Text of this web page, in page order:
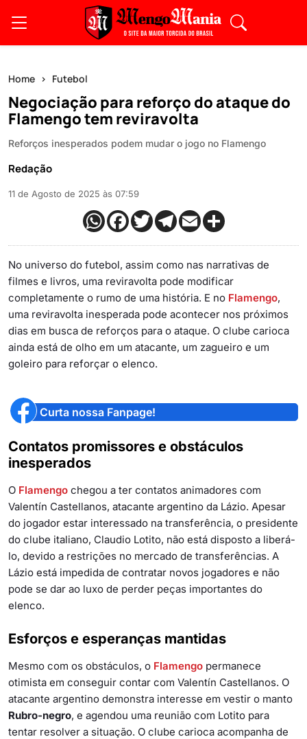
Home Futebol
Negociação para reforço do ataque do
Flamengo tem reviravolta
Reforços inesperados podem mudar o jogo no Flamengo
Redação
11 de Agosto de 2025 às 07:59
No universo do futebol, assim como nas narrativas de
filmes e livros, uma reviravolta pode modificar
completamente o rumo de uma história. E no Flamengo,
uma reviravolta inesperada pode acontecer nos próximos
dias em busca de reforços para o ataque. O clube carioca
ainda está de olho em um atacante, um zagueiro e um
goleiro para reforçar o elenco.
Curta nossa Fanpage!
Contatos promissores e obstáculos
inesperados
O Flamengo chegou a ter contatos animadores com
Valentín Castellanos, atacante argentino da Lázio. Apesar
do jogador estar interessado na transferência, o presidente
do clube italiano, Claudio Lotito, não está disposto a liberá-
lo, devido a restrições no mercado de transferências. A
Lázio está impedida de contratar novos jogadores e não
pode se dar ao luxo de perder peças importantes do
elenco.
Esforços e esperanças mantidas
Mesmo com os obstáculos, o Flamengo permanece
otimista em conseguir contar com Valentín Castellanos. O
atacante argentino demonstra interesse em vestir o manto
Rubro-negro, e agendou uma reunião com Lotito para
tentar resolver a situação. O clube carioca acompanha de